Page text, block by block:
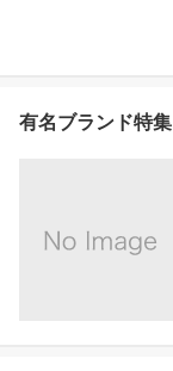
有名ブランド特集